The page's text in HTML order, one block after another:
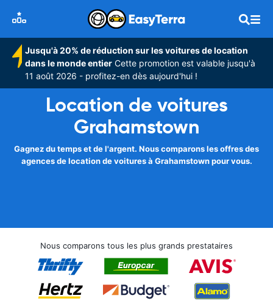
Jusqu'à 20% de réduction sur les voitures de location
dans le monde entier Cette promotion est valable jusqu'à
11 août 2026 - profitez-en dès aujourd'hui !
Location de voitures
Grahamstown
Gagnez du temps et de l'argent. Nous comparons les offres des
agences de location de voitures à Grahamstown pour vous.
Nous comparons tous les plus grands prestataires